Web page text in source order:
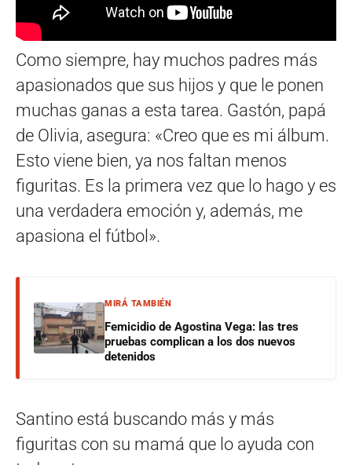
Como siempre, hay muchos padres más
apasionados que sus hijos y que le ponen
muchas ganas a esta tarea. Gastón, papá
de Olivia, asegura: «Creo que es mi álbum.
Esto viene bien, ya nos faltan menos
figuritas. Es la primera vez que lo hago y es
una verdadera emoción y, además, me
apasiona el fútbol».
MIRÁ TAMBIÉN
Femicidio de Agostina Vega: las tres
pruebas complican a los dos nuevos
detenidos
Santino está buscando más y más
figuritas con su mamá que lo ayuda con